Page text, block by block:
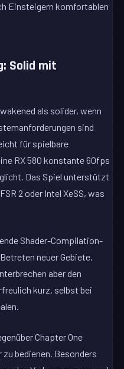
Einsteigern komfortablen
Solid mit
als solider, wenn
sind
für spielbare
RX 580 konstante 60fps
Das Spiel unterstützt
2 oder Intel XeSS, was
Shader-Compilation-
neuer Gebiete.
aber den
kurz, selbst bei
Chapter One
bedienen. Besonders